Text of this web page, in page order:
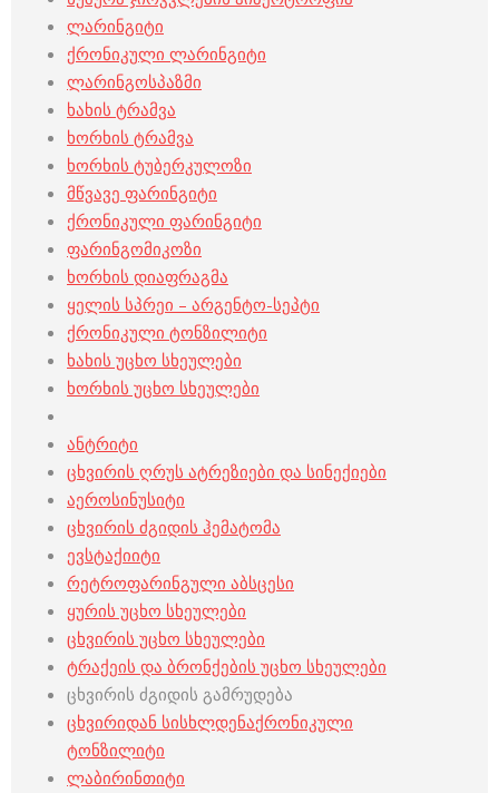
ლარინგიტი
ქრონიკული ლარინგიტი
ლარინგოსპაზმი
ხახის ტრამვა
ხორხის ტრამვა
ხორხის ტუბერკულოზი
მწვავე ფარინგიტი
ქრონიკული ფარინგიტი
ფარინგომიკოზი
ხორხის დიაფრაგმა
ყელის სპრეი – არგენტო-სეპტი
ქრონიკული ტონზილიტი
ხახის უცხო სხეულები
ხორხის უცხო სხეულები
ანტრიტი
ცხვირის ღრუს ატრეზიები და სინექიები
აეროსინუსიტი
ცხვირის ძგიდის ჰემატომა
ევსტაქიიტი
რეტროფარინგული აბსცესი
ყურის უცხო სხეულები
ცხვირის უცხო სხეულები
ტრაქეის და ბრონქების უცხო სხეულები
ცხვირის ძგიდის გამრუდება
ცხვირიდან სისხლდენაქრონიკული
ტონზილიტი
ლაბირინთიტი